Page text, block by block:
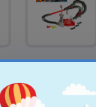
Point 88